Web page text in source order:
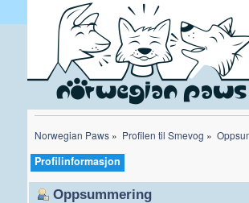
Norwegian Paws » Profilen til Smevog »
Profilinformasjon
Oppsummering